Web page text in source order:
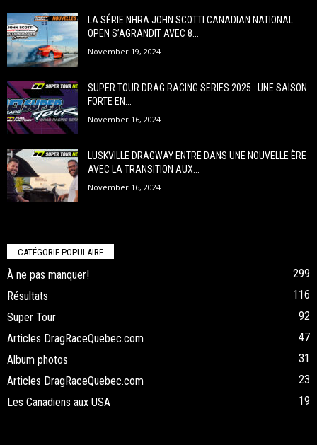
LA SÉRIE NHRA JOHN SCOTTI CANADIAN NATIONAL
OPEN S’AGRANDIT AVEC 8...
November 19, 2024
SUPER TOUR DRAG RACING SERIES 2025 : UNE SAISON
FORTE EN...
November 16, 2024
LUSKVILLE DRAGWAY ENTRE DANS UNE NOUVELLE ÈRE
AVEC LA TRANSITION AUX...
November 16, 2024
CATÉGORIE POPULAIRE
À ne pas manquer!
299
Résultats
116
Super Tour
92
Articles DragRaceQuebec.com
47
Album photos
31
Articles DragRaceQuebec.com
23
Les Canadiens aux USA
19